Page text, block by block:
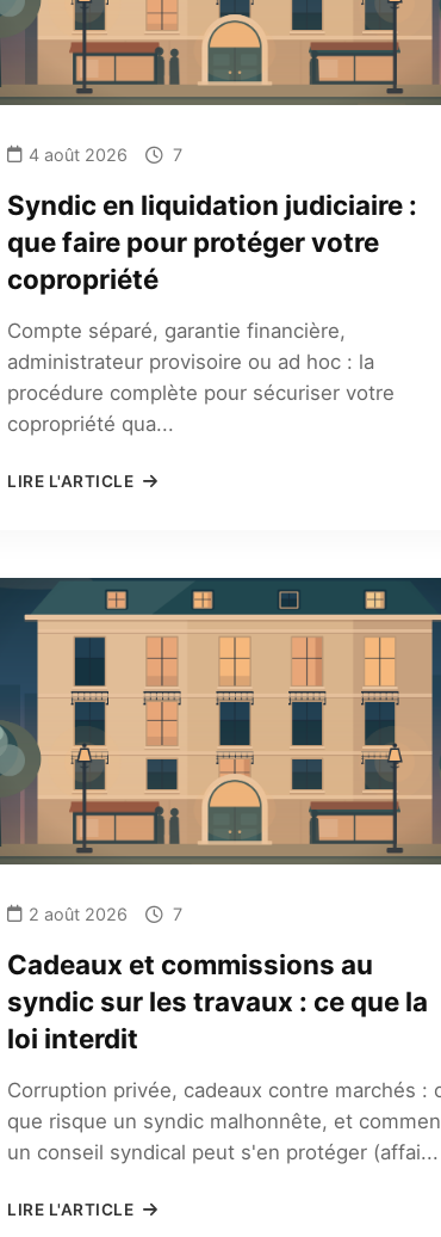
4 août 2026 7
Syndic en liquidation judiciaire :
que faire pour protéger votre
copropriété
Compte séparé, garantie financière,
administrateur provisoire ou ad hoc : la
procédure complète pour sécuriser votre
copropriété qua...
LIRE L'ARTICLE
2 août 2026 7
Cadeaux et commissions au
syndic sur les travaux : ce que la
loi interdit
Corruption privée, cadeaux contre marchés :
que risque un syndic malhonnête, et
un conseil syndical peut s'en protéger (affai...
LIRE L'ARTICLE